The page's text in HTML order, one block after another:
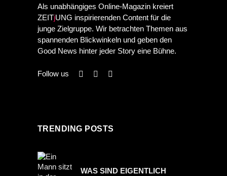
Als unabhängiges Online-Magazin kreiert
ZEITjUNG inspirierenden Content für die
junge Zielgruppe. Wir betrachten Themen aus
spannenden Blickwinkeln und geben den
Good News hinter jeder Story eine Bühne.
Follow us
TRENDING POSTS
WAS SIND EIGENTLICH